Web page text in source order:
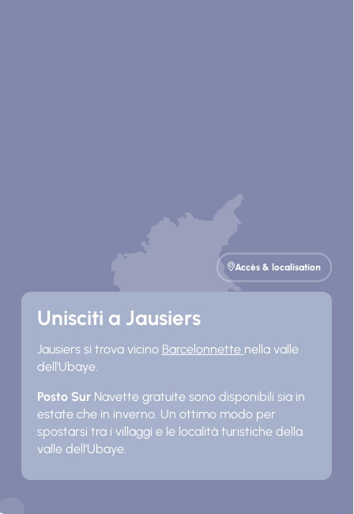
Accès & localisation
Unisciti a Jausiers
Jausiers si trova vicino Barcelonnette nella valle
dell'Ubaye.
Posto SurNavette gratuite sono disponibili sia in
estate che in inverno. Un ottimo modo per
spostarsi tra i villaggi e le località turistiche della
valle dell'Ubaye.